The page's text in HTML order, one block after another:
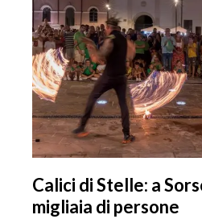
Calici di Stelle: a
migliaia di persone